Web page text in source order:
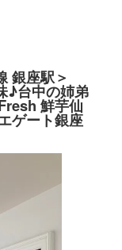
銀座駅＞
♪台中の姉弟
鮮芋仙
ゲート銀座